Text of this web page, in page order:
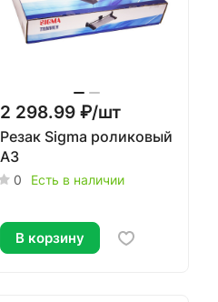
2 298.99 ₽/шт
Резак Sigma роликовый
A3
0 Есть в наличии
В корзину